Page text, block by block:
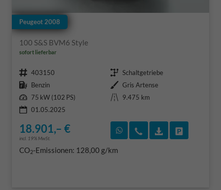
Peugeot 2008
100 S&S BVM6 Style
sofort lieferbar
Fahrzeugnr. 403150 Getriebe Schaltgetriebe
Kraftstoff Benzin Außenfarbe Gris Artense
Leistung 75 kW (102 PS) Kilometerstand
9.475 km
01.05.2025
18.901,– €
incl. 19% MwSt.
Rückruf vereinbaren
Wir rufen Sie an
CO2-Emissionen: 128,00 g/km